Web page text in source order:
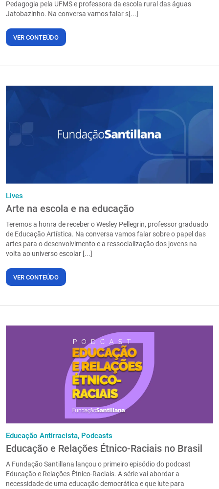
Pedagogia pela UFMS e professora da escola rural das águas
Jatobazinho. Na conversa vamos falar s[...]
VER CONTEÚDO
Lives
Arte na escola e na educação
Teremos a honra de receber o Wesley Pellegrin, professor graduado
de Educação Artística. Na conversa vamos falar sobre o papel das
artes para o desenvolvimento e a ressocialização dos jovens na
volta ao universo escolar [...]
VER CONTEÚDO
Educação Antirracista, Podcasts
Educação e Relações Étnico-Raciais no Brasil
A Fundação Santillana lançou o primeiro episódio do podcast
Educação e Relações Étnico-Raciais. A série vai abordar a
necessidade de uma educação democrática e que lute para